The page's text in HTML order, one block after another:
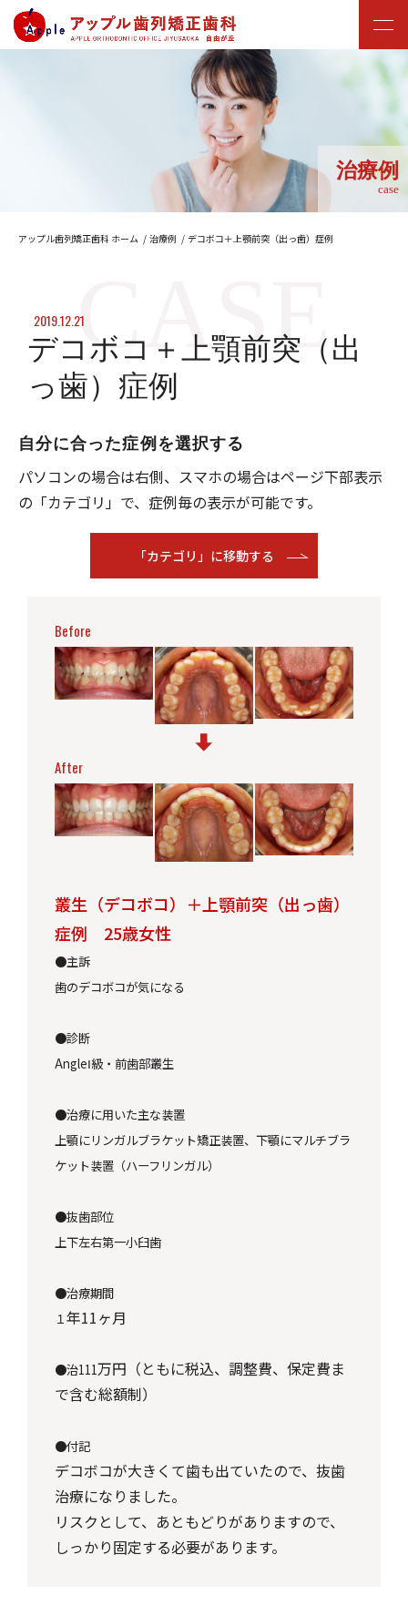
治療例
case
アップル歯列矯正歯科 ホーム 治療例 デコボコ＋上顎前突（出っ歯）症例
2019.12.21
デコボコ＋上顎前突（出
っ歯）症例
自分に合った症例を選択する
パソコンの場合は右側、スマホの場合はページ下部表⽰
の「カテゴリ」で、症例毎の表⽰が可能です。
「カテゴリ」に移動する
叢生（デコボコ）＋上顎前突（出っ歯）
症例 25歳女性
●主訴
歯のデコボコが気になる
●診断
AngleⅠ級・前歯部叢生
●治療に用いた主な装置
上顎にリンガルブラケット矯正装置、下顎にマルチブラ
ケット装置（ハーフリンガル）
●抜歯部位
上下左右第一小臼歯
●治療期間
１ 年11ヶ月
●治111万円（ともに税込、調整費、保定費ま
で含む総額制）
●付記
デコボコが大きくて歯も出ていたので、抜歯
治療になりました。
リスクとして、あともどりがありますので、
しっかり固定する必要があります。